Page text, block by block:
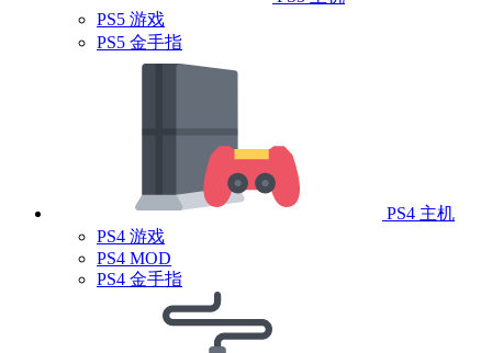
PS5 游戏
PS5 金手指
PS4 主机
PS4 游戏
PS4 MOD
PS4 金手指